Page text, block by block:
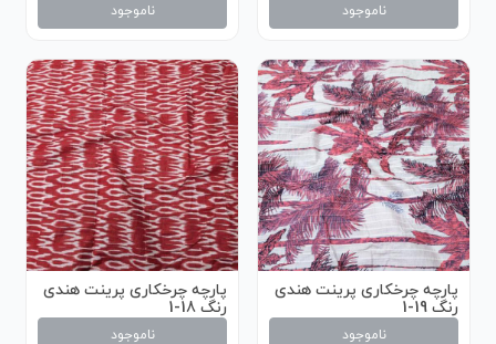
ناموجود ناموجود
پارچه چرخکاری پرینت هندی
رنگ 19-1
ناموجود
پارچه چرخکاری پرینت هندی
رنگ 18-1
ناموجود